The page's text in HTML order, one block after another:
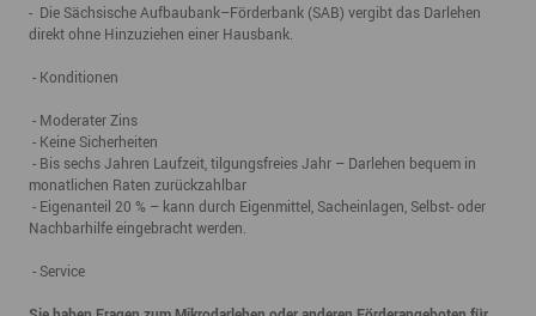
- Die Sächsische Aufbaubank–Förderbank (SAB) vergibt das Darlehen
direkt ohne Hinzuziehen einer Hausbank.
- Konditionen
- Moderater Zins
- Keine Sicherheiten
- Bis sechs Jahren Laufzeit, tilgungsfreies Jahr – Darlehen bequem in
monatlichen Raten zurückzahlbar
- Eigenanteil 20 % – kann durch Eigenmittel, Sacheinlagen, Selbst- oder
Nachbarhilfe eingebracht werden.
- Service